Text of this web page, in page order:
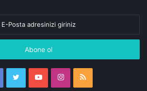
FacebookTwitterYouTubeInstagram